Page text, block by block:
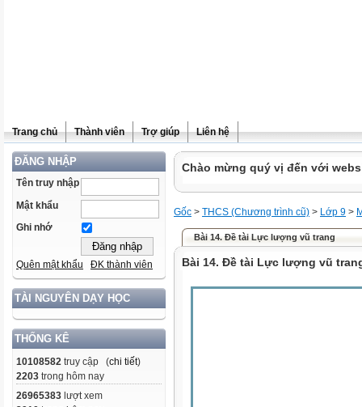
Trang chủ Thành viên Trợ giúp Liên hệ
ĐĂNG NHẬP
Tên truy nhập
Mật khẩu
Ghi nhớ
Quên mật khẩu ĐK thành viên
TÀI NGUYÊN DẠY HỌC
THỐNG KÊ
10108582 truy cập (chi tiết)
2203 trong hôm nay
26965383 lượt xem
Chào mừng quý vị đến với
Gốc > THCS (Chương trình cũ) > Lớp 9 >
Bài 14. Đề tài Lực lượng vũ trang
Bài 14. Đề tài Lực lượng vũ